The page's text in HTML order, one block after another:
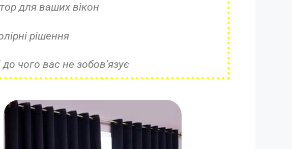
для ваших вікон
рішення
чого вас не зобов’язує